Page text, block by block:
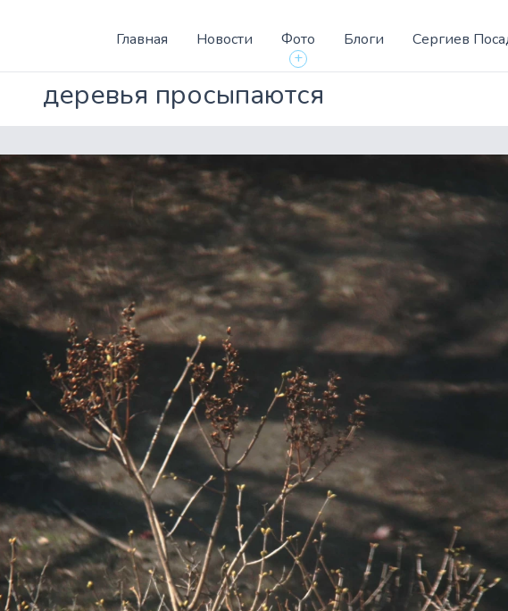
Главная Новости
Фото
+
Блоги Сергиев
деревья просыпаются